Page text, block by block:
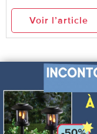
Voir l’article